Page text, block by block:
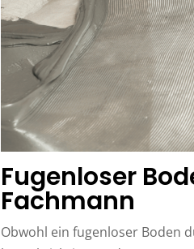
Fugenloser
Fachmann
Obwohl ein fugenloser Boden